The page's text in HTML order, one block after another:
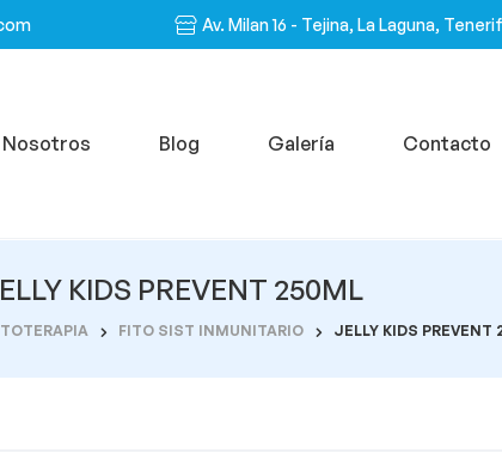
Av. Milan 16 - Tejina, La Laguna,
Nosotros Blog Galería Contacto
KIDS PREVENT 250ML
FITO SIST INMUNITARIO JELLY KIDS PREVENT